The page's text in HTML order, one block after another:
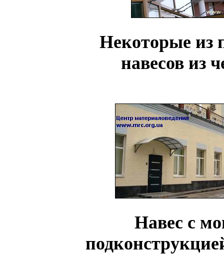
Некоторые из
навесов из
Навес с